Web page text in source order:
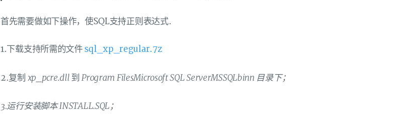
首先需要做如下操作，使SQL支持正则表达式.
1.下载支持所需的文件sql_xp_regular.7z
2.复制 xp_pcre.dll 到Program FilesMicrosoft SQL ServerMSSQLbinn 目录下；
3.运行安装脚本INSTALL.SQL；